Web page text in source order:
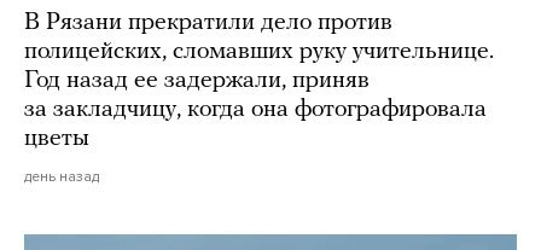
В Рязани прекратили дело против
полицейских, сломавших руку учительнице.
Год назад ее задержали, приняв
за закладчицу, когда она фотографировала
цветы
день назад